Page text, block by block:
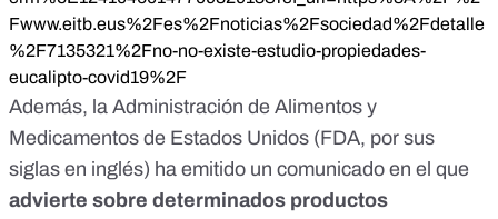
Fwww.eitb.eus%2Fes%2Fnoticias%2Fsociedad%2Fdetalle
%2F7135321%2Fno-no-existe-estudio-propiedades-
eucalipto-covid19%2F
Además, la Administración de Alimentos y
Medicamentos de Estados Unidos (FDA, por sus
siglas en inglés) ha emitido un comunicado en el que
advierte sobre determinados productos